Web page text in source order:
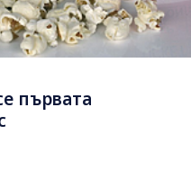
първата